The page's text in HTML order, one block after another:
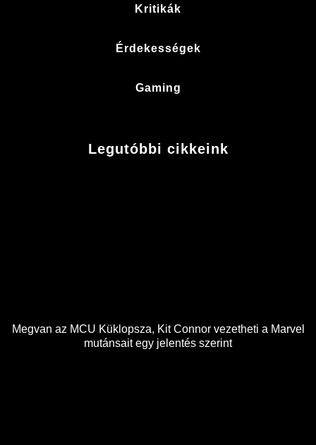
Kritikák
Érdekességek
Gaming
Legutóbbi cikkeink
Megvan az MCU Küklopsza, Kit Connor vezetheti a Marvel
mutánsait egy jelentés szerint